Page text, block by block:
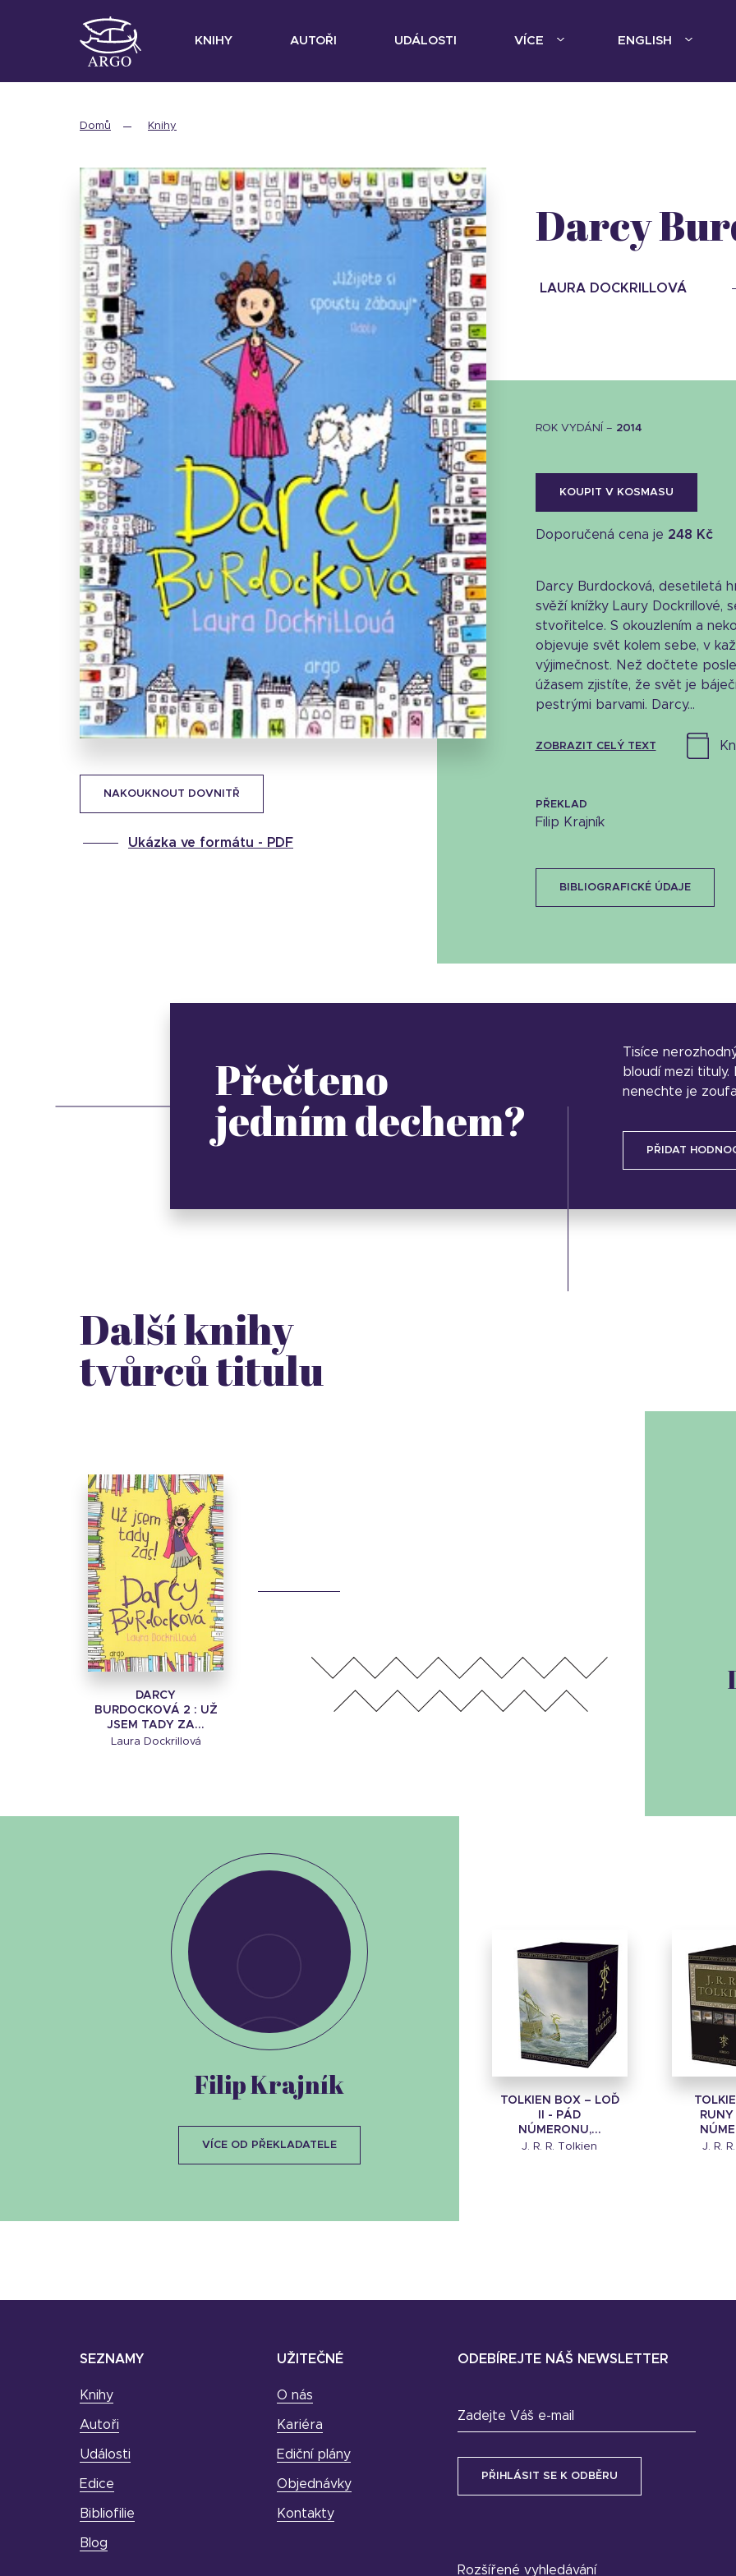
KNIHY AUTOŘI UDÁLOSTI VÍCE ENGLISH
Domů Knihy
Stáhnout obálku
39.86 KB
NAKOUKNOUT DOVNITŘ
Ukázka ve formátu - PDF
Darcy
LAURA DOCKRILLOVÁ
ROK VYDÁNÍ – 2014
KOUPIT V KOSMASU
Doporučená cena je 248 Kč
Darcy Burdocková, desetiletá
svěží knížky Laury Dockrillové,
stvořitelce. S okouzlením a
objevuje svět kolem sebe, v
výjimečnost. Než dočtete
úžasem zjistíte, že svět je
pestrými barvami. Darcy...
ZOBRAZIT CELÝ TEXT
PŘEKLAD
Filip Krajník
BIBLIOGRAFICKÉ ÚDAJE
Přečteno
jedním dechem?
Tisíce
bloudí mezi
nenechte je
PŘIDAT
Další knihy
tvůrců titulu
DARCY
BURDOCKOVÁ 2 : UŽ
JSEM TADY ZA...
Laura Dockrillová
TOLKIEN BOX – LOĎ
II - PÁD
NÚMERONU,...
J. R. R. Tolkien J. R.
Filip Krajník
VÍCE OD PŘEKLADATELE
SEZNAMY
Knihy
Autoři
Události
Edice
Bibliofilie
Blog
UŽITEČNÉ
O nás
Kariéra
Ediční plány
Objednávky
Kontakty
ODEBÍREJTE NÁŠ NEWSLETTER
Zadejte Váš e-mail
Rozšířené vyhledávání